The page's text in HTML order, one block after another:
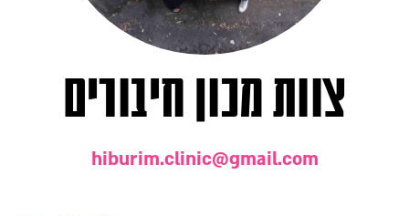
צוות מכון חיבורים
hiburim.clinic@gmail.com